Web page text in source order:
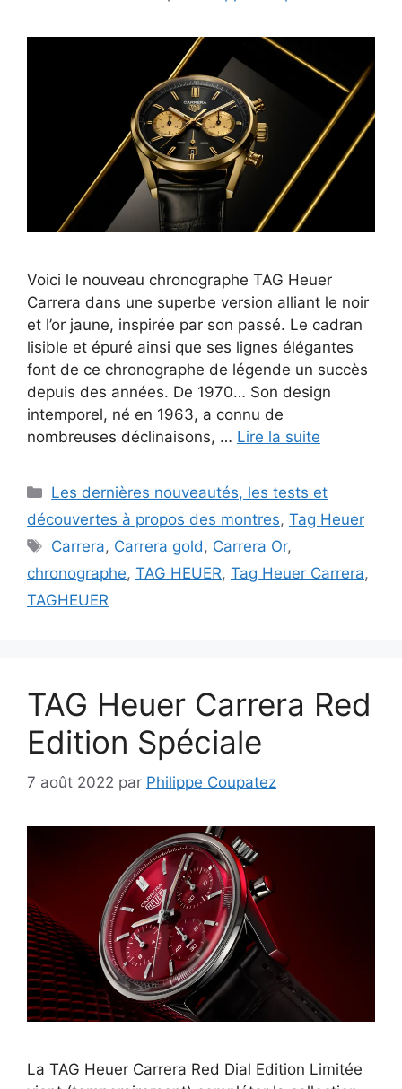
Voici le nouveau chronographe TAG Heuer
Carrera dans une superbe version alliant le noir
et l’or jaune, inspirée par son passé. Le cadran
lisible et épuré ainsi que ses lignes élégantes
font de ce chronographe de légende un succès
depuis des années. De 1970… Son design
intemporel, né en 1963, a connu de
nombreuses déclinaisons, … Lire la suite
Catégories
Les dernières nouveautés, les tests et
découvertes à propos des montres, Tag Heuer
Étiquettes
Carrera, Carrera gold, Carrera Or,
chronographe, TAG HEUER, Tag Heuer Carrera,
TAGHEUER
TAG Heuer Carrera Red
Edition Spéciale
7 août 2022 par Philippe Coupatez
La TAG Heuer Carrera Red Dial Edition Limitée